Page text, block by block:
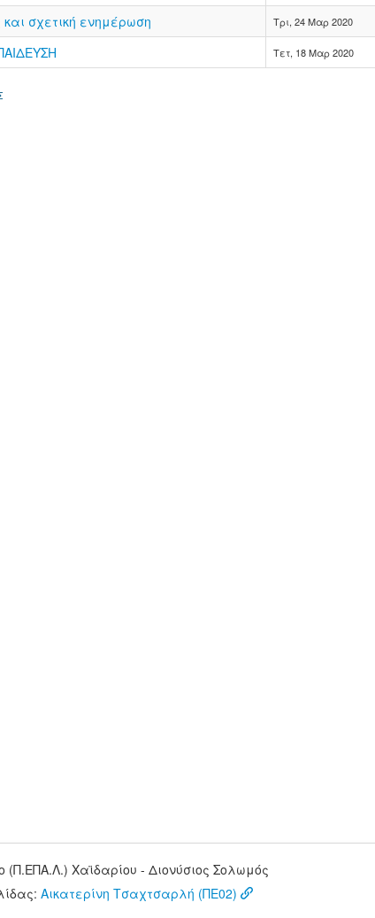
σχετική ενημέρωση Τρι, 24 Μαρ 2020
Τετ, 18 Μαρ 2020
Χαϊδαρίου - Διονύσιος Σολωμός
Αικατερίνη Τσαχτσαρλή (ΠΕ02)